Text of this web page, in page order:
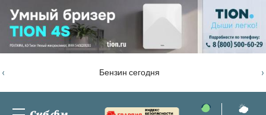
Бензин сегодня
‹ ›